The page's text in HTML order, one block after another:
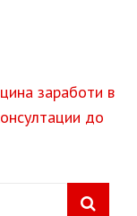
заработи в
до